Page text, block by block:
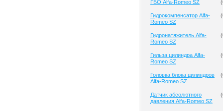
ГБО Alfa-Romeo SZ (
Гидрокомпенсатор Alfa-
Romeo SZ
(
Гидронатяжитель Alfa-
Romeo SZ
(
Гильза цилиндра Alfa-
Romeo SZ
(
Головка блока цилиндров
Alfa-Romeo SZ
(
Датчик абсолютного
давления Alfa-Romeo SZ
(